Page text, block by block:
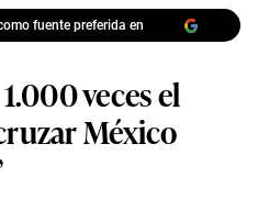
fuente preferida en
veces el
México